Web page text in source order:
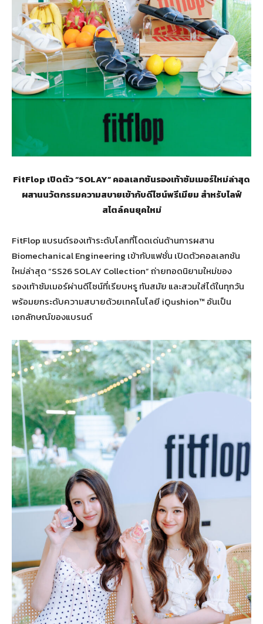
FitFlop เปิดตัว “SOLAY” คอลเลกชันรองเท้าซัมเมอร์ใหม่ล่าสุด
ผสานนวัตกรรมความสบายเข้ากับดีไซน์พรีเมียม สำหรับไลฟ์
สไตล์คนยุคใหม่
FitFlop แบรนด์รองเท้าระดับโลกที่โดดเด่นด้านการผสาน
Biomechanical Engineering เข้ากับแฟชั่น เปิดตัวคอลเลกชัน
ใหม่ล่าสุด “SS26 SOLAY Collection” ถ่ายทอดนิยามใหม่ของ
รองเท้าซัมเมอร์ผ่านดีไซน์ที่เรียบหรู ทันสมัย และสวมใส่ได้ในทุกวัน
พร้อมยกระดับความสบายด้วยเทคโนโลยี iQushion™ อันเป็น
เอกลักษณ์ของแบรนด์